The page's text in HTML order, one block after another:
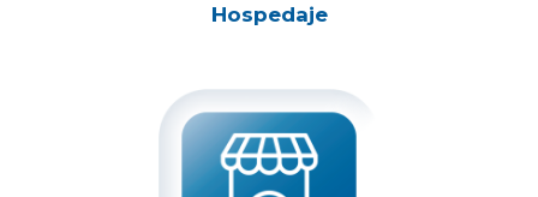
Hospedaje